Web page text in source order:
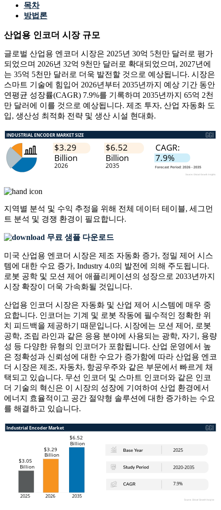
목차
방법론
산업용 인코더 시장 규모
글로벌 산업용 엔코더 시장은 2025년 30억 5천만 달러로 평가
되었으며 2026년 32억 9천만 달러로 확대되었으며, 2027년에
는 35억 5천만 달러로 더욱 발전할 것으로 예상됩니다. 시장은
스마트 기술에 힘입어 2026년부터 2035년까지 예상 기간 동안
연평균 성장률(CAGR) 7.9%를 기록하며 2035년까지 65억 2천
만 달러에 이를 것으로 예상됩니다. 제조 투자, 산업 자동화 도
입, 생산성 최적화 전략 및 생산 시설 현대화.
지역별 분석 및 수익 추정을 위해 전체 데이터 테이블, 세그먼
트 분석 및 경쟁 환경이 필요합니다.
무료 샘플 다운로드
미국 산업용 엔코더 시장은 제조 자동화 증가, 정밀 제어 시스
템에 대한 수요 증가, Industry 4.0의 발전에 의해 주도됩니다.
로봇 공학 및 모션 제어 애플리케이션의 성장으로 2033년까지
시장 확장이 더욱 가속화될 것입니다.
산업용 인코더 시장은 자동화 및 산업 제어 시스템에 매우 중
요합니다. 인코더는 기계 및 로봇 작동에 필수적인 정확한 위
치 피드백을 제공하기 때문입니다. 시장에는 모션 제어, 로봇
공학, 조립 라인과 같은 응용 분야에 사용되는 광학, 자기, 용량
성 등 다양한 유형의 인코더가 포함됩니다. 산업 운영에서 높
은 정확성과 신뢰성에 대한 수요가 증가함에 따라 산업용 엔코
더 시장은 제조, 자동차, 항공우주와 같은 부문에서 빠르게 채
택되고 있습니다. 무선 인코더 및 스마트 인코더와 같은 인코
더 기술의 혁신은 이 시장의 성장에 기여하여 산업 환경에서
에너지 효율적이고 공간 절약형 솔루션에 대한 증가하는 수요
를 해결하고 있습니다.